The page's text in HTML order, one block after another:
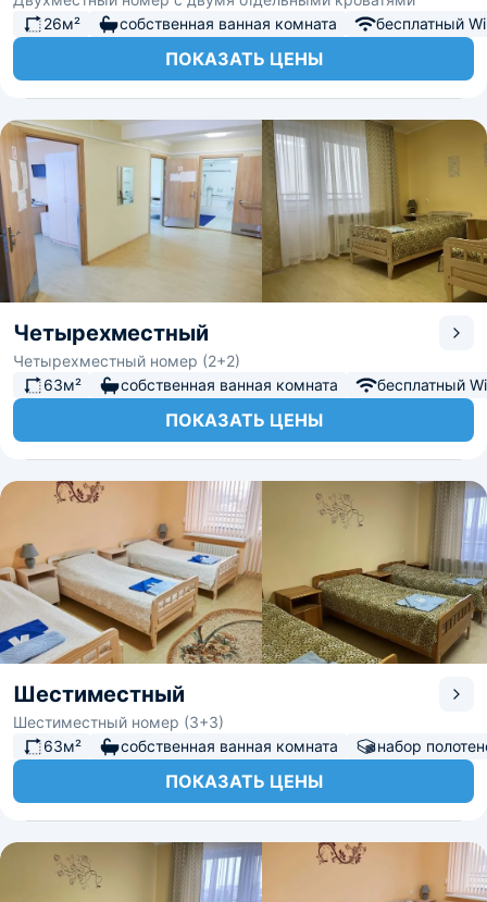
26м²
собственная ванная комната бесплатный
ПОКАЗАТЬ ЦЕНЫ
Четырехместный
Четырехместный номер (2+2)
63м²
собственная ванная комната бесплатный
ПОКАЗАТЬ ЦЕНЫ
Шестиместный
Шестиместный номер (3+3)
63м²
собственная ванная комната набор
ПОКАЗАТЬ ЦЕНЫ